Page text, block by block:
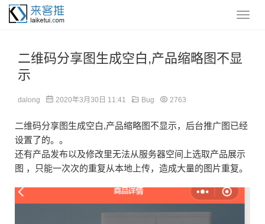
二维码分享图生成空白,产品缩略图不显
示
dalong 2020年3月30日 11:41 Bug 2763
二维码分享图生成空白,产品缩略图不显示，后台推广图已经
设置了的。。
还有产品发布以及修改里无法从服务器空间上选取产品展示
图 ，只能一次次的重复从本地上传，造成大量的图片重复。